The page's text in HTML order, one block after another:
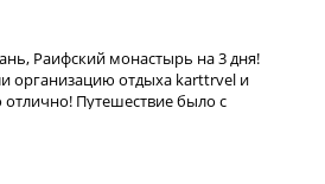
Раифский монастырь на 3 дня!
организацию отдыха karttrvel и
Путешествие было с
к выбору тура подходили
спасибо за помощь во
вопросах, быстрое оформление